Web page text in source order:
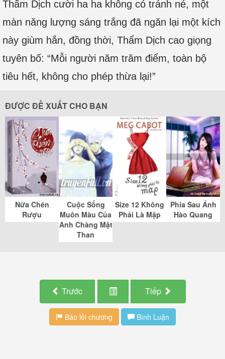
Thẩm Dịch cười ha ha không có tránh né, một
màn năng lượng sáng trắng đã ngăn lại một kích
này giùm hắn, đồng thời, Thẩm Dịch cao giọng
tuyên bố: “Mỗi người năm trăm điểm, toàn bộ
tiêu hết, không cho phép thừa lại!”
ĐƯỢC ĐỀ XUẤT CHO BẠN
Nửa Chén
Rượu
Cuộc Sống
Muôn Màu Của
Anh Chàng Mặt
Than
Size 12 Không
Phải Là Mập
Phía Sau Ánh
Hào Quang
Trước Tiếp
Báo lỗi chương Bình Luận